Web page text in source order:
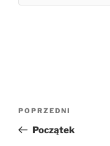
Nawigacja
Poprzedni
wpis
POPRZEDNI
Początek